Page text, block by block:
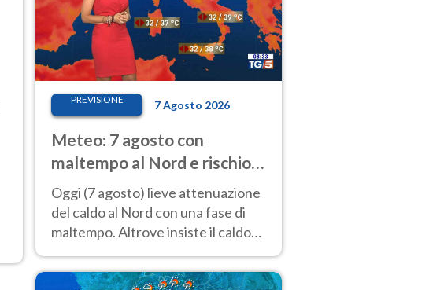
PREVISIONE 7 Agosto 2026
Meteo: 7 agosto con
maltempo al Nord e rischio
nubifragi. Altrove caldo
estremo
Oggi (7 agosto) lieve attenuazione
del caldo al Nord con una fase di
maltempo. Altrove insiste il caldo
previsioni